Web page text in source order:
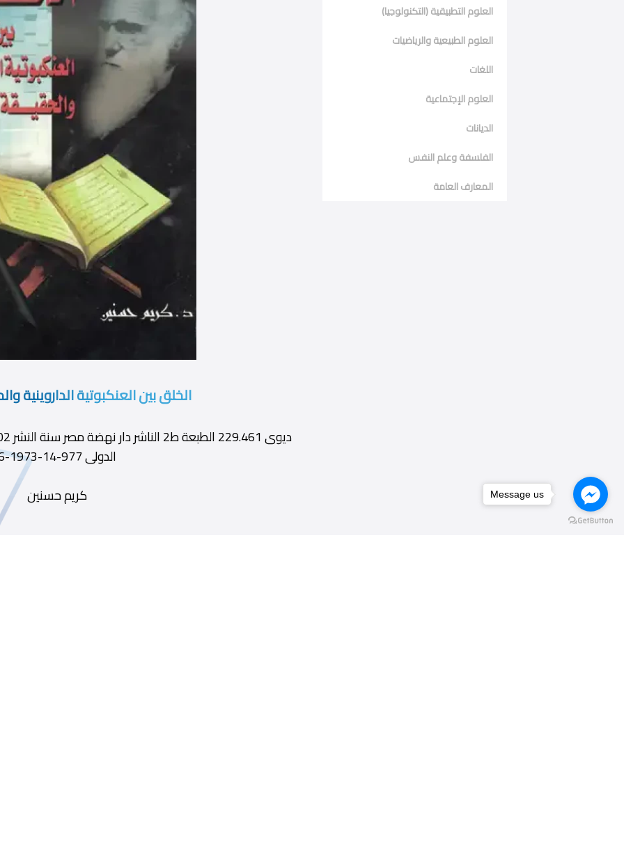
العلوم التطبيقية (التكنولوجيا)
العلوم الطبيعية والرياضيات
اللغات
العلوم الإجتماعية
الديانات
الفلسفة وعلم النفس
المعارف العامة
الخلق بين العنكبوتية الداروينية
الدولى 977-14-1973-6
كريم حسنين
Message us